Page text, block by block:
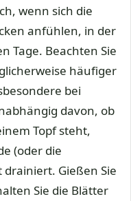
wenn sich die
anfühlen, in der
Tage. Beachten Sie
häufiger
bei
davon, ob
Topf steht,
(oder die
Gießen Sie
Sie die Blätter